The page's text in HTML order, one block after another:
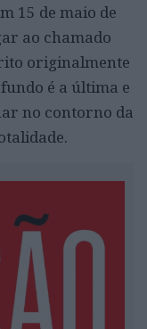
15 de maio de
ao chamado
originalmente
é a última e
no contorno da